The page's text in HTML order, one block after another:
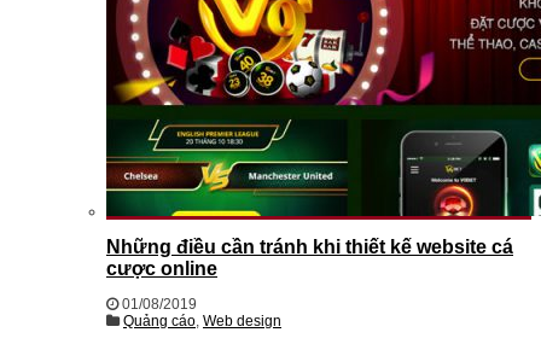
Những điều cần tránh khi thiết kế website cá
cược online
01/08/2019
Quảng cáo, Web design